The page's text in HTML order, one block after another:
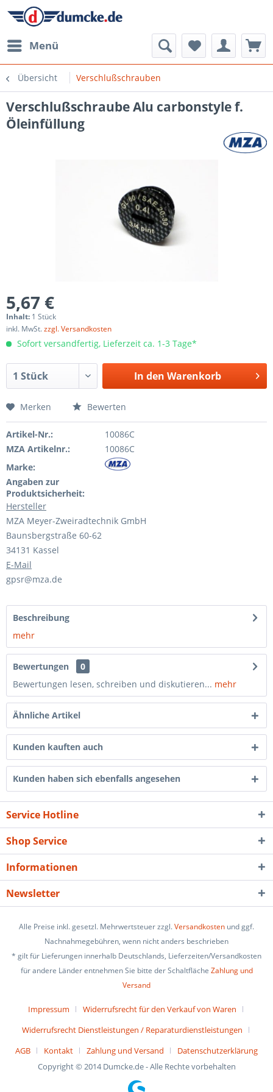
Menü
Übersicht Verschlußschrauben
Verschlußschraube Alu carbonstyle f.
Öleinfüllung
5,67 €
Inhalt: 1 Stück
inkl. MwSt.zzgl. Versandkosten
Sofort versandfertig, Lieferzeit ca. 1-3 Tage*
In den Warenkorb
Merken Bewerten
Artikel-Nr.:
10086C
MZA Artikelnr.:
10086C
Marke:
Angaben zur
Produktsicherheit:
Hersteller
MZA Meyer-Zweiradtechnik GmbH
Baunsbergstraße 60-62
34131 Kassel
E-Mail
gpsr@mza.de
Beschreibung
mehr
Bewertungen
0
Bewertungen lesen, schreiben und diskutieren... mehr
Ähnliche Artikel
Kunden kauften auch
Kunden haben sich ebenfalls angesehen
Service Hotline
Shop Service
Informationen
Newsletter
Alle Preise inkl. gesetzl. Mehrwertsteuer zzgl.Versandkosten und ggf.
Nachnahmegebühren, wenn nicht anders beschrieben
* gilt für Lieferungen innerhalb Deutschlands, Lieferzeiten/Versandkosten
für andere Länder entnehmen Sie bitte der Schaltfläche Zahlung und
Versand
Impressum
Widerrufsrecht für den Verkauf von Waren
Widerrufsrecht Dienstleistungen / Reparaturdienstleistungen
AGB
Kontakt Zahlung und Versand
Datenschutzerklärung
Copyright © 2014 Dumcke.de - Alle Rechte vorbehalten